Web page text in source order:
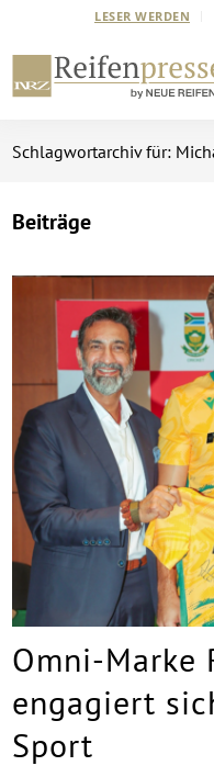
LESER WERDEN
Schlagwortarchiv für:
Beiträge
Omni-Marke
engagiert
Sport